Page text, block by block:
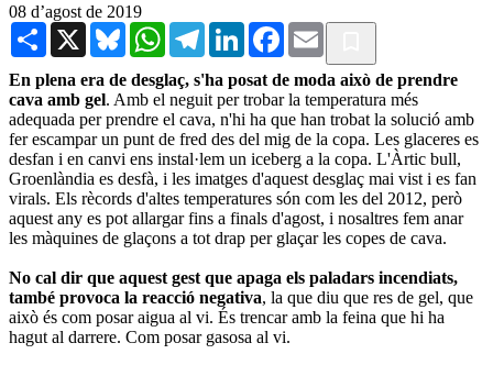
08 d’agost de 2019
Share X BlueskyWhatsAppTelegramLinkedInFacebook
Email
En plena era de desglaç, s'ha posat de moda això de prendre
cava amb gel. Amb el neguit per trobar la temperatura més
adequada per prendre el cava, n'hi ha que han trobat la solució amb
fer escampar un punt de fred des del mig de la copa. Les glaceres es
desfan i en canvi ens instal·lem un iceberg a la copa. L'Àrtic bull,
Groenlàndia es desfà, i les imatges d'aquest desglaç mai vist i es fan
virals. Els rècords d'altes temperatures són com les del 2012, però
aquest any es pot allargar fins a finals d'agost, i nosaltres fem anar
les màquines de glaçons a tot drap per glaçar les copes de cava.
No cal dir que aquest gest que apaga els paladars incendiats,
també provoca la reacció negativa, la que diu que res de gel, que
això és com posar aigua al vi. És trencar amb la feina que hi ha
hagut al darrere. Com posar gasosa al vi.